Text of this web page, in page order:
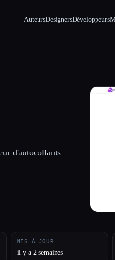
AuteursDesignersDéveloppeurs
d'autocollants
MIS À JOUR
il y a 2 semaines